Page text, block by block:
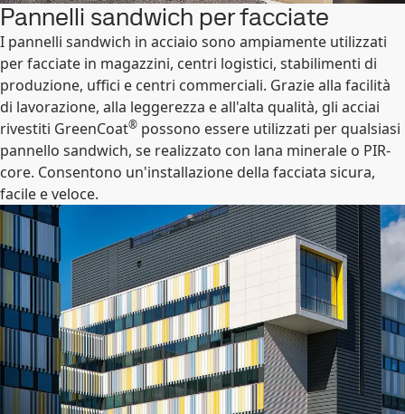
Pannelli sandwich per facciate
I pannelli sandwich in acciaio sono ampiamente utilizzati
per facciate in magazzini, centri logistici, stabilimenti di
produzione, uffici e centri commerciali. Grazie alla facilità
di lavorazione, alla leggerezza e all'alta qualità, gli acciai
rivestiti GreenCoat® possono essere utilizzati per qualsiasi
pannello sandwich, se realizzato con lana minerale o PIR-
core. Consentono un'installazione della facciata sicura,
facile e veloce.